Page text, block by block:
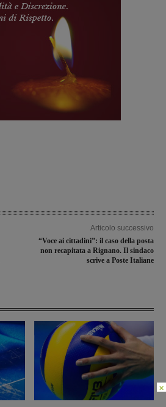
Articolo successivo
“Voce ai cittadini”: il caso della posta
non recapitata a Rignano. Il sindaco
scrive a Poste Italiane
×